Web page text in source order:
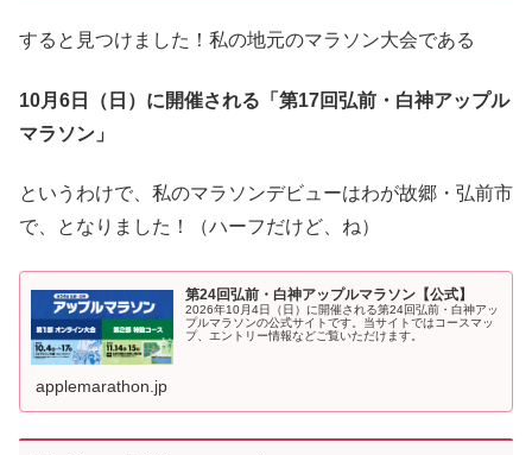
すると見つけました！私の地元のマラソン大会である
10月6日（日）に開催される「第17回弘前・白神アップル
マラソン」
というわけで、私のマラソンデビューはわが故郷・弘前市
で、となりました！（ハーフだけど、ね）
第24回弘前・白神アップルマラソン【公式】
2026年10月4日（日）に開催される第24回弘前・白神アッ
プルマラソンの公式サイトです。当サイトではコースマッ
プ、エントリー情報などご覧いただけます。
applemarathon.jp